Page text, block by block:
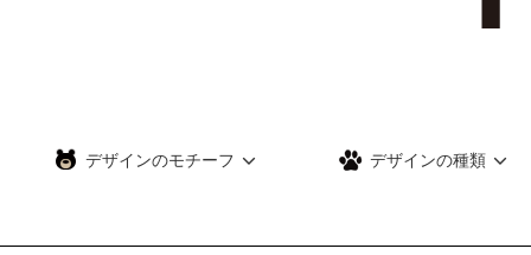
デザインのモチーフ デザインの種類